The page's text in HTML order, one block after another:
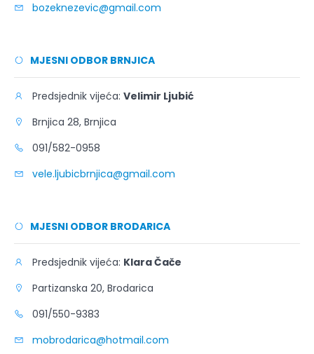
bozeknezevic@gmail.com
MJESNI ODBOR BRNJICA
Predsjednik vijeća: Velimir Ljubić
Brnjica 28, Brnjica
091/582-0958
vele.ljubicbrnjica@gmail.com
MJESNI ODBOR BRODARICA
Predsjednik vijeća: Klara Čače
Partizanska 20, Brodarica
091/550-9383
mobrodarica@hotmail.com